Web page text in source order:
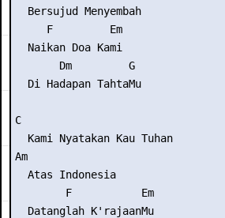
  Bersujud Menyembah
     F         Em
  Naikan Doa Kami
       Dm         G
  Di Hadapan TahtaMu
C
  Kami Nyatakan Kau Tuhan
Am
  Atas Indonesia
        F           Em
  Datanglah K'rajaanMu